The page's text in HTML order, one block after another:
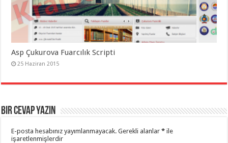
Asp Çukurova Fuarcılık Scripti
25 Haziran 2015
Bir cevap yazın
E-posta hesabınız yayımlanmayacak. Gerekli alanlar* ile
işaretlenmişlerdir